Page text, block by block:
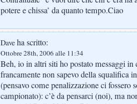
potere e chissa’ da quanto tempo.Ciao
Dave ha scritto:
Ottobre 28th, 2006 alle 11:34
Beh, io in altri siti ho postato messaggi
francamente non sapevo della squalifica
(pensavo come penalizzazione ci fossero
campionato): c’è da pensarci (noi), ma